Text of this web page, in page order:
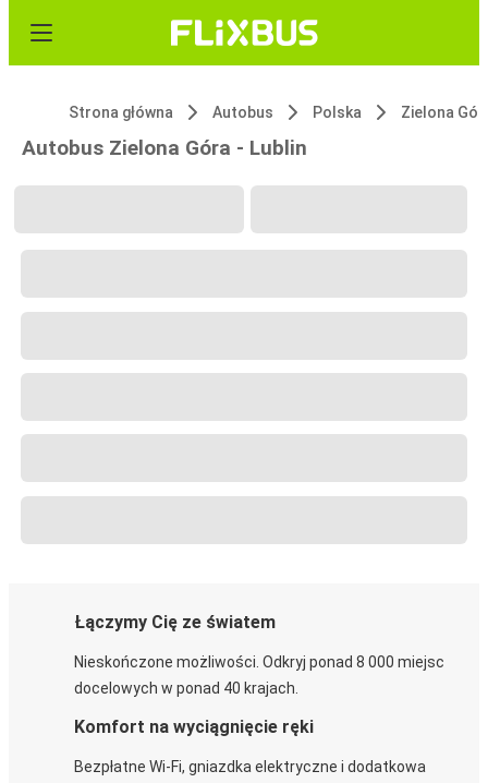
Strona główna Autobus Polska Zielona
Autobus Zielona Góra - Lublin
Łączymy Cię ze światem
Nieskończone możliwości. Odkryj ponad 8 000 miejsc
docelowych w ponad 40 krajach.
Komfort na wyciągnięcie ręki
Bezpłatne Wi-Fi, gniazdka elektryczne i dodatkowa